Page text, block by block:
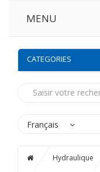
MENU
CATEGORIES
Français
Hydraulique